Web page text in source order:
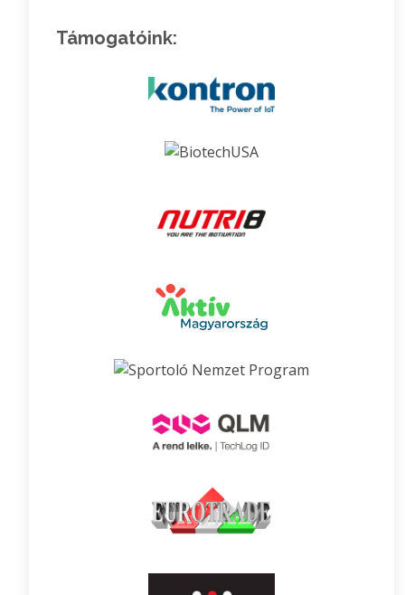
Támogatóink: